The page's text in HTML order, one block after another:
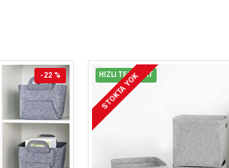
-22 % HIZLI TESLİMAT
STOKTA YOK